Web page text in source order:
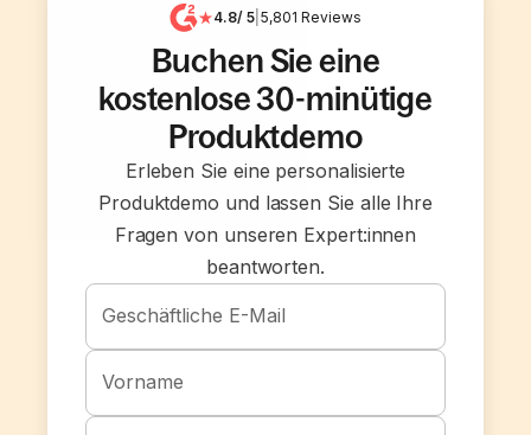
4.8/ 5 5,801 Reviews
Buchen Sie eine
kostenlose 30-minütige
Produktdemo
Erleben Sie eine personalisierte
Produktdemo und lassen Sie alle Ihre
Fragen von unseren Expert:innen
beantworten.
Geschäftliche E-Mail
Vorname